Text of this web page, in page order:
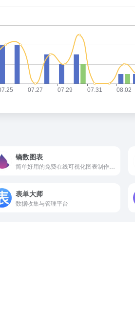
镝数图表
表单大师
数据收集与管理平台